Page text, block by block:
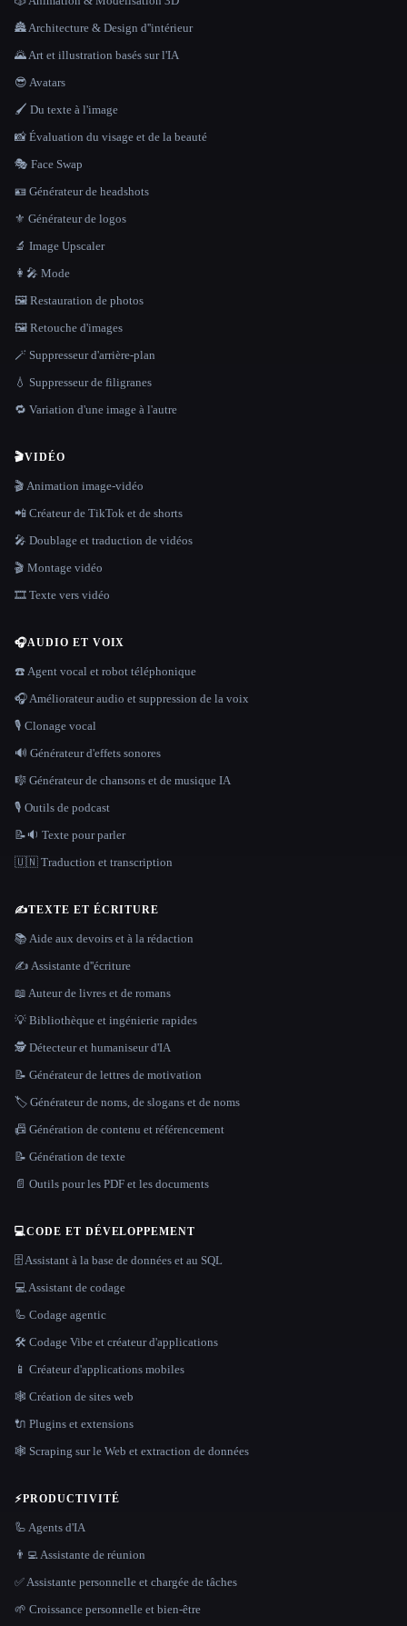
🏯 Architecture & Design d''intérieur
🌄 Art et illustration basés sur l'IA
😎 Avatars
🖌️ Du texte à l'image
📸 Évaluation du visage et de la beauté
🎭 Face Swap
🪪 Générateur de headshots
⚜️ Générateur de logos
🔬 Image Upscaler
👩‍🎤 Mode
🖼️ Restauration de photos
🖼️ Retouche d'images
🪄 Suppresseur d'arrière-plan
💧 Suppresseur de filigranes
🔁 Variation d'une image à l'autre
🎬VIDÉO
🎬 Animation image-vidéo
📲 Créateur de TikTok et de shorts
🎤 Doublage et traduction de vidéos
🎬 Montage vidéo
🎞️ Texte vers vidéo
🎧AUDIO ET VOIX
☎️ Agent vocal et robot téléphonique
🎧 Améliorateur audio et suppression de la voix
🎙️ Clonage vocal
🔊 Générateur d'effets sonores
🎼 Générateur de chansons et de musique IA
🎙️ Outils de podcast
📝🔉 Texte pour parler
🇺🇳 Traduction et transcription
✍️TEXTE ET ÉCRITURE
📚 Aide aux devoirs et à la rédaction
✍️ Assistante d''écriture
📖 Auteur de livres et de romans
💡 Bibliothèque et ingénierie rapides
🕵️ Détecteur et humaniseur d'IA
📝 Générateur de lettres de motivation
🏷️ Générateur de noms, de slogans et de noms
📠 Génération de contenu et référencement
📝 Génération de texte
📄 Outils pour les PDF et les documents
💻CODE ET DÉVELOPPEMENT
🗄️ Assistant à la base de données et au SQL
💻 Assistant de codage
🦾 Codage agentic
🛠️ Codage Vibe et créateur d'applications
📱 Créateur d'applications mobiles
🕸 Création de sites web
🔌 Plugins et extensions
🕸️ Scraping sur le Web et extraction de données
⚡PRODUCTIVITÉ
🦾 Agents d'IA
👨‍💻 Assistante de réunion
✅ Assistante personnelle et chargée de tâches
🌱 Croissance personnelle et bien-être